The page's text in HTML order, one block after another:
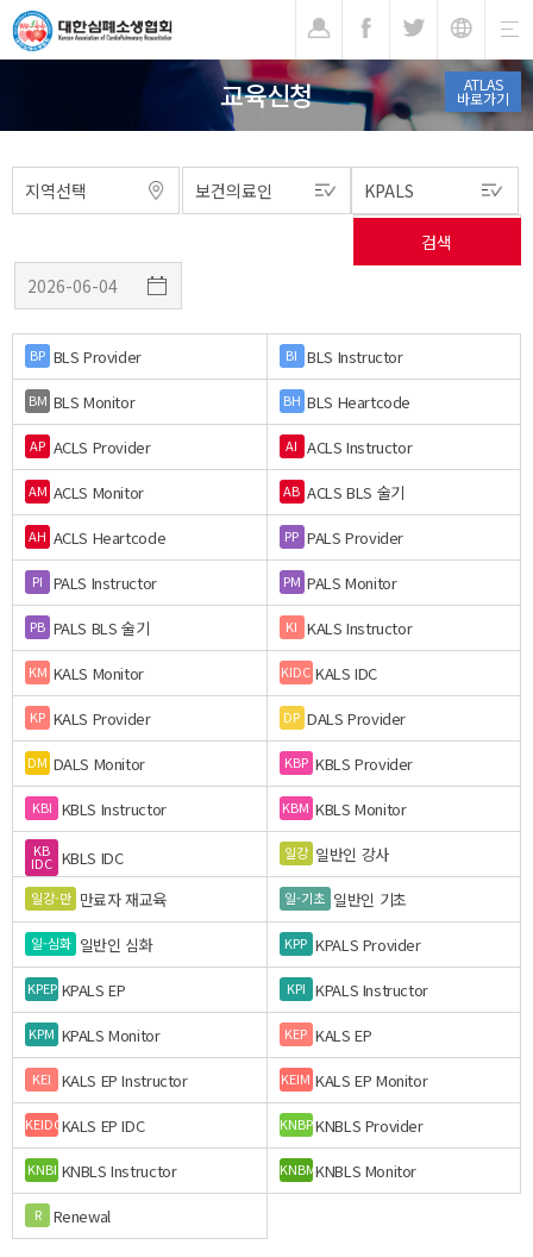
ATLAS
바로가기
교육신청
BP BLS Provider BI BLS Instructor
BM BLS Monitor BH BLS Heartcode
AP ACLS Provider AI ACLS Instructor
AM ACLS Monitor AB ACLS BLS 술기
AH ACLS Heartcode PP PALS Provider
PI PALS Instructor PM PALS Monitor
PB PALS BLS 술기 KI KALS Instructor
KM KALS Monitor KIDC KALS IDC
KP KALS Provider DP DALS Provider
DM DALS Monitor KBP KBLS Provider
KBI KBLS Instructor KBM KBLS Monitor
KB
IDC KBLS IDC 일강 일반인 강사
일강-만 만료자 재교육 일-기초 일반인 기초
일-심화 일반인 심화 KPP KPALS Provider
KPEP KPALS EP KPI KPALS Instructor
KPM KPALS Monitor KEP KALS EP
KEI KALS EP Instructor KEIM KALS EP Monitor
KEIDCKALS EP IDC KNBPKNBLS Provider
KNBI KNBLS Instructor KNBMKNBLS Monitor
R Renewal